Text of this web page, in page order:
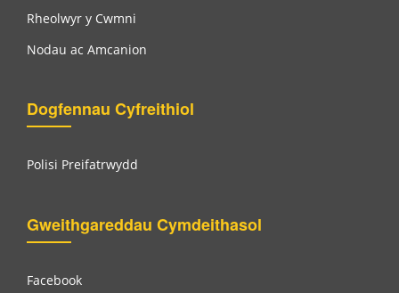
Rheolwyr y Cwmni
Nodau ac Amcanion
Dogfennau Cyfreithiol
Polisi Preifatrwydd
Gweithgareddau Cymdeithasol
Facebook